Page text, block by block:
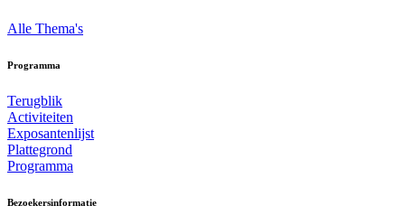
Alle Thema's
Programma
Terugblik
Activiteiten
Exposantenlijst
Plattegrond
Programma
Bezoekersinformatie